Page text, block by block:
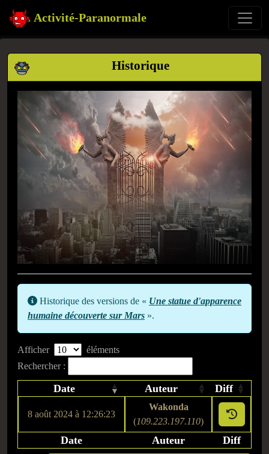
Activité-Paranormale
Historique
Historique des versions de « Une statue d'apparence
humaine découverte sur Mars ».
Afficher
éléments
Rechercher :
Date Auteur Diff
8 août 2024 à 12:26:23
Wakonda
(109.223.197.110)
Date Auteur Diff